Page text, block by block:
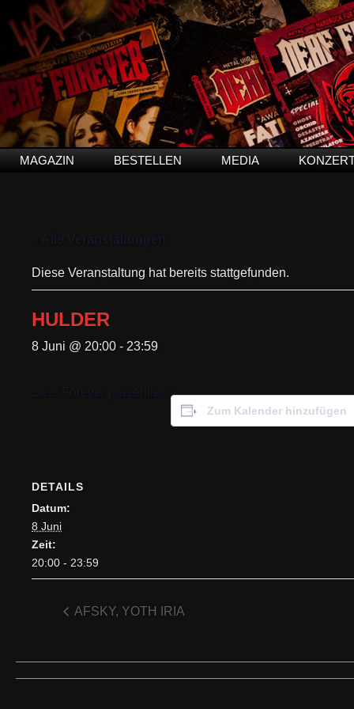
MAGAZIN BESTELLEN MEDIA
« Alle Veranstaltungen
Diese Veranstaltung hat bereits stattgefunden.
HULDER
8 Juni @ 20:00 - 23:59
Deaf Forever präsentiert:
Zum Kalender hinzufügen
DETAILS
Datum:
8 Juni
Zeit:
20:00 - 23:59
AFSKY, YOTH IRIA